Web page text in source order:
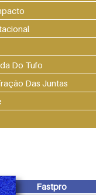
Do Tufo
Das Juntas
Fastpro